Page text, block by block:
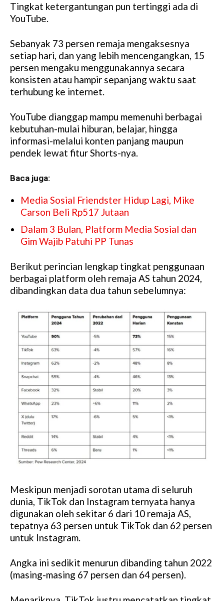
Tingkat ketergantungan pun tertinggi ada di
YouTube.
Sebanyak 73 persen remaja mengaksesnya
setiap hari, dan yang lebih mencengangkan, 15
persen mengaku menggunakannya secara
konsisten atau hampir sepanjang waktu saat
terhubung ke internet.
YouTube dianggap mampu memenuhi berbagai
kebutuhan-mulai hiburan, belajar, hingga
informasi-melalui konten panjang maupun
pendek lewat fitur Shorts-nya.
Baca juga:
Media Sosial Friendster Hidup Lagi, Mike
Carson Beli Rp517 Jutaan
Dalam 3 Bulan, Platform Media Sosial dan
Gim Wajib Patuhi PP Tunas
Berikut perincian lengkap tingkat penggunaan
berbagai platform oleh remaja AS tahun 2024,
dibandingkan data dua tahun sebelumnya:
Meskipun menjadi sorotan utama di seluruh
dunia, TikTok dan Instagram ternyata hanya
digunakan oleh sekitar 6 dari 10 remaja AS,
tepatnya 63 persen untuk TikTok dan 62 persen
untuk Instagram.
Angka ini sedikit menurun dibanding tahun 2022
(masing-masing 67 persen dan 64 persen).